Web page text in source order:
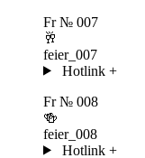
Fr № 007
🥂
feier_007
Hotlink +
Fr № 008
🍻
feier_008
Hotlink +